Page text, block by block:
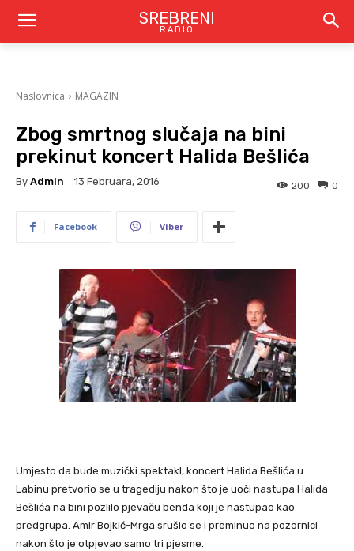
SREBRENI
RADIO
Naslovnica MAGAZIN
Zbog smrtnog slučaja na bini
prekinut koncert Halida Bešlića
By Admin 13 Februara, 2016 0
200
Facebook Viber
Umjesto da bude muzički spektakl, koncert Halida Bešlića u
Labinu pretvorio se u tragediju nakon što je uoči nastupa Halida
Bešlića na bini pozlilo pjevaču benda koji je nastupao kao
predgrupa. Amir Bojkić-Mrga srušio se i preminuo na pozornici
nakon što je otpjevao samo tri pjesme.